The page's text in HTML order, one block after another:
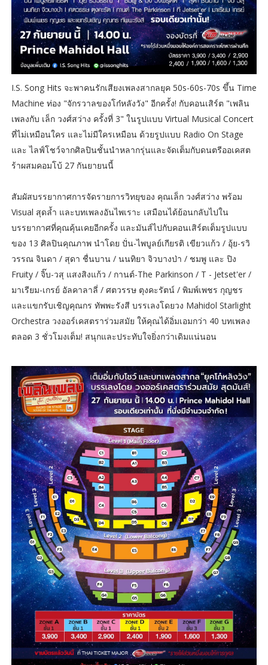
I.S. Song Hits จะพาคนรักเสียงเพลงสากลยุค 50s-60s-70s ขึ้น Time
Machine ท่อง "จักรวาลของโก๋หลังวัง" อีกครั้ง! กับคอนเสิร์ต "เพลิน
เพลงกับ เล็ก วงศ์สว่าง ครั้งที่ 3" ในรูปแบบ Virtual Musical Concert
ที่ไม่เหมือนใคร และไม่มีใครเหมือน ด้วยรูปแบบ Radio On Stage
และ ไลฟ์โชว์จากศิลปินชั้นนำหลากรุ่นและจัดเต็มกับดนตรีออเคสต
ร้าผสมคอมโบ้ 27 กันยายนนี้
สัมผัสบรรยากาศการจัดรายการวิทยุของ คุณเล็ก วงศ์สว่าง พร้อม
Visual สุดล้ำ และบทเพลงอันไพเราะ เสมือนได้ย้อนกลับไปใน
บรรยากาศที่คุณคุ้นเคยอีกครั้ง และมันส์ไปกับคอนเสิร์ตเต็มรูปแบบ
ของ 13 ศิลปินคุณภาพ นำโดย ปั่น-ไพบูลย์เกียรติ เขียวแก้ว / อุ้ย-รวิ
วรรณ จินดา / สุดา ชื่นบาน / นนทิยา จิวบางป่า / ชมพู และ ปิง
Fruity / จิ๊บ-วสุ แสงสิงแก้ว / กานต์-The Parkinson / T - Jetset'er /
มาเรียม-เกรย์ อัลคาลาลี่ / ศตวรรษ ตุงคะรัตน์ / พิมพ์เพชร กุญชร
และแขกรับเชิญคุณกร ทัพพะรังสี บรรเลงโดยวง Mahidol Starlight
Orchestra วงออร์เคสตราร่วมสมัย ให้คุณได้อิ่มเอมกว่า 40 บทเพลง
ตลอด 3 ชั่วโมงเต็ม! สนุกและประทับใจยิ่งกว่าเดิมแน่นอน